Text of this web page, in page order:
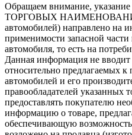
Обращаем внимание,
ТОРГОВЫХ НАИМЕНОВАНИЙ
автомобилей) направлено на
применимости запасной
автомобиля, то есть на
Данная информация не вводит
относительно предлагаемых к
автомобилей и его
правообладателей указанных
предоставлять покупателю
информацию о товаре,
обеспечивающую